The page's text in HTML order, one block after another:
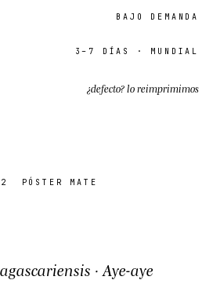
BAJO DEMANDA
3–7 DÍAS · MUNDIAL
¿defecto? lo reimprimimos
PÓSTER MATE
· Aye-aye